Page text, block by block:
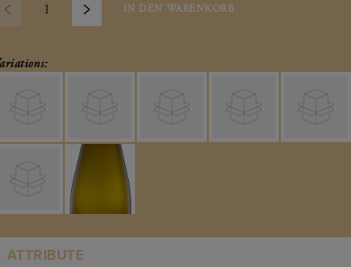
IN DEN WARENKORB
ATTRIBUTE